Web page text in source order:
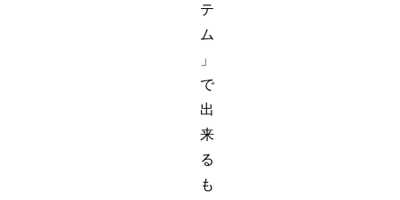
テ
ム
」
で
出
来
る
も